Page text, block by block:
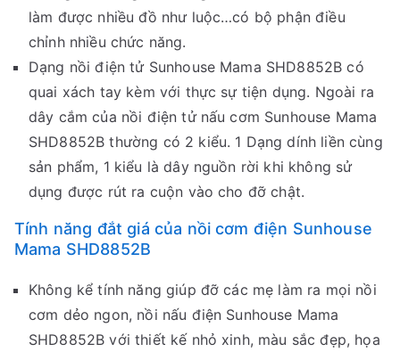
làm được nhiều đồ như luộc…có bộ phận điều
chỉnh nhiều chức năng.
Dạng nồi điện tử Sunhouse Mama SHD8852B có
quai xách tay kèm với thực sự tiện dụng. Ngoài ra
dây cắm của nồi điện tử nấu cơm Sunhouse Mama
SHD8852B thường có 2 kiểu. 1 Dạng dính liền cùng
sản phẩm, 1 kiểu là dây nguồn rời khi không sử
dụng được rút ra cuộn vào cho đỡ chật.
Tính năng đắt giá của nồi cơm điện Sunhouse
Mama SHD8852B
Không kể tính năng giúp đỡ các mẹ làm ra mọi nồi
cơm dẻo ngon, nồi nấu điện Sunhouse Mama
SHD8852B với thiết kế nhỏ xinh, màu sắc đẹp, họa